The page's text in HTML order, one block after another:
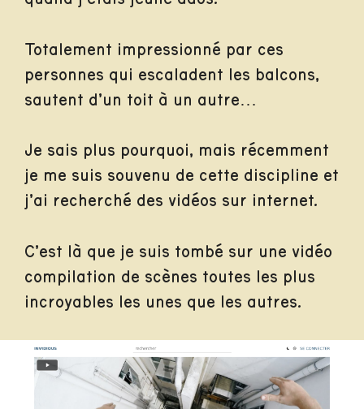
Totalement impressionné par ces
personnes qui escaladent les balcons,
sautent d’un toit à un autre…
Je sais plus pourquoi, mais récemment
je me suis souvenu de cette discipline et
j’ai recherché des vidéos sur internet.
C’est là que je suis tombé sur une vidéo
compilation de scènes toutes les plus
incroyables les unes que les autres.